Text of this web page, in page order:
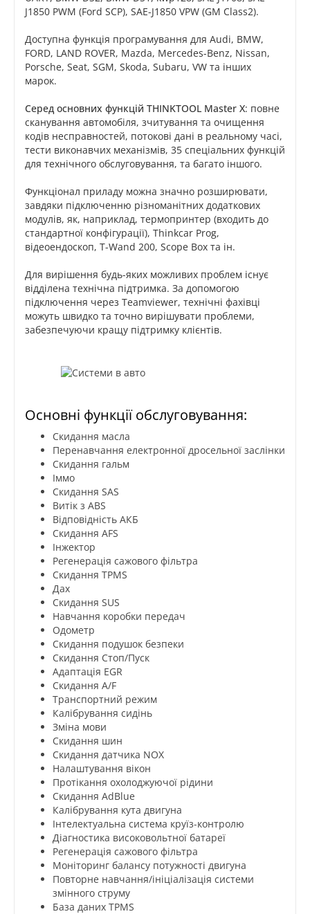
J1850 PWM (Ford SCP), SAE-J1850 VPW (GM Class2).
Доступна функція програмування для Audi, BMW,
FORD, LAND ROVER, Mazda, Mercedes-Benz, Nissan,
Porsche, Seat, SGM, Skoda, Subaru, VW та інших
марок.
Серед основних функцій THINKTOOL Master X: повне
сканування автомобіля, зчитування та очищення
кодів несправностей, потокові дані в реальному часі,
тести виконавчих механізмів, 35 спеціальних функцій
для технічного обслуговування, та багато іншого.
Функціонал приладу можна значно розширювати,
завдяки підключенню різноманітних додаткових
модулів, як, наприклад, термопринтер (входить до
стандартної конфігурації), Thinkcar Prog,
відеоендоскоп, T-Wand 200, Scope Box та ін.
Для вирішення будь-яких можливих проблем існує
відділена технічна підтримка. За допомогою
підключення через Teamviewer, технічні фахівці
можуть швидко та точно вирішувати проблеми,
забезпечуючи кращу підтримку клієнтів.
Основні функції обслуговування:
Скидання масла
Перенавчання електронної дросельної заслінки
Скидання гальм
Іммо
Скидання SAS
Витік з ABS
Відповідність АКБ
Скидання AFS
Інжектор
Регенерація сажового фільтра
Скидання TPMS
Дах
Скидання SUS
Навчання коробки передач
Одометр
Скидання подушок безпеки
Скидання Стоп/Пуск
Адаптація EGR
Скидання A/F
Транспортний режим
Калібрування сидінь
Зміна мови
Скидання шин
Скидання датчика NOX
Налаштування вікон
Протікання охолоджуючої рідини
Скидання AdBlue
Калібрування кута двигуна
Інтелектуальна система круїз-контролю
Діагностика високовольтної батареї
Регенерація сажового фільтра
Моніторинг балансу потужності двигуна
Повторне навчання/ініціалізація системи
змінного струму
База даних TPMS